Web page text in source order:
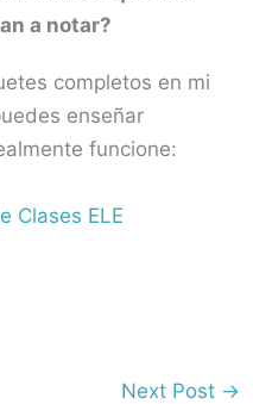
a notar?
completos en mi
enseñar
funcione:
Next Post →